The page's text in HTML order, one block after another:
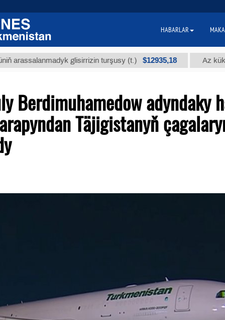
glisirrizin turşusy (t.) $12935,18 Az kükürtli
Berdimuhamedow adyndaky
Täjigistanyň
HABARLAR